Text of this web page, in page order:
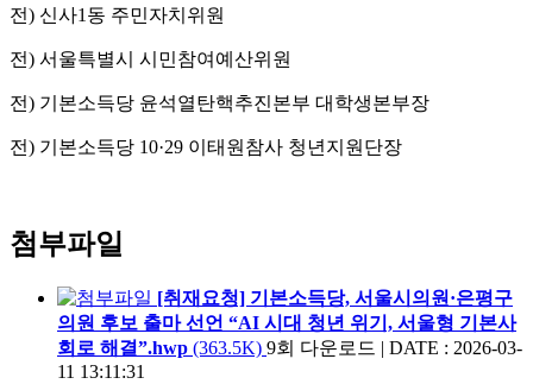
전) 신사1동 주민자치위원
전) 서울특별시 시민참여예산위원
전) 기본소득당 윤석열탄핵추진본부 대학생본부장
전) 기본소득당 10·29 이태원참사 청년지원단장
첨부파일
[취재요청] 기본소득당, 서울시의원·은평구
의원 후보 출마 선언 “AI 시대 청년 위기, 서울형 기본사
회로 해결”.hwp (363.5K) 9회 다운로드 | DATE : 2026-03-
11 13:11:31